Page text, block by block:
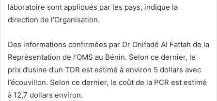
laboratoire sont appliqués par les pays, indique la
direction de l’Organisation.
Des informations confirmées par Dr Onifadé Al Fattah de la
Représentation de l’OMS au Bénin. Selon ce dernier, le
prix d’usine d’un TDR est estimé à environ 5 dollars avec
l’écouvillon. Selon ce dernier, le coût de la PCR est estimé
à 12,7 dollars environ.